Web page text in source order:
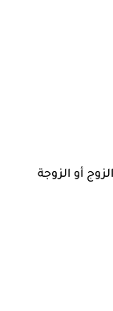
أو الزوجة